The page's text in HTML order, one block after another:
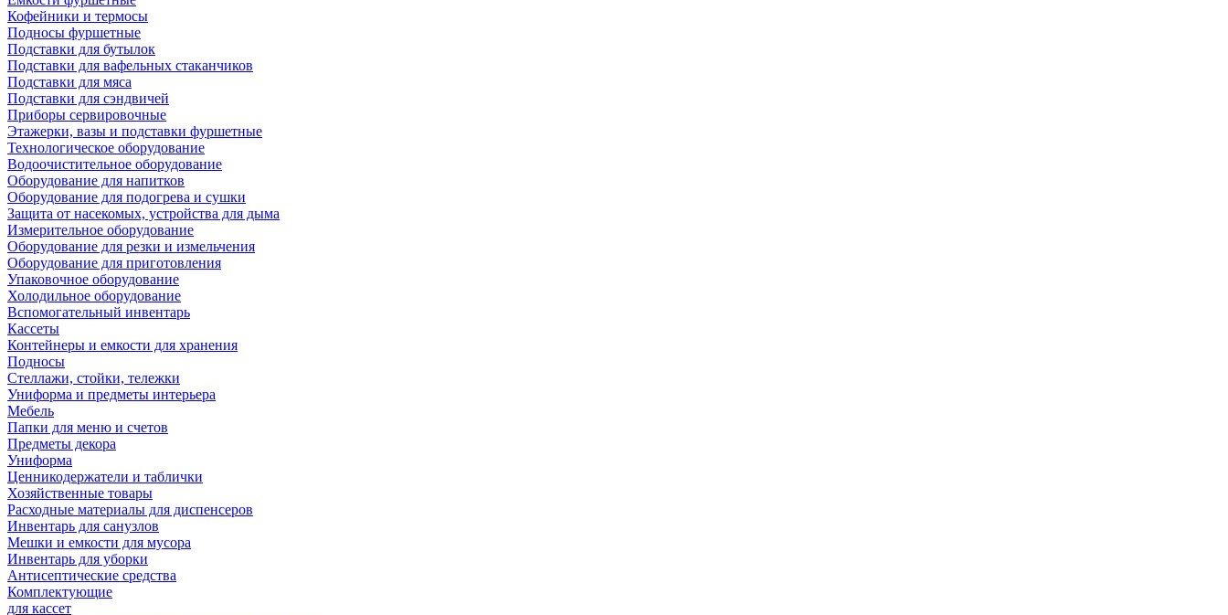
Кофейники и термосы
Подносы фуршетные
Подставки для бутылок
Подставки для вафельных стаканчиков
Подставки для мяса
Подставки для сэндвичей
Приборы сервировочные
Этажерки, вазы и подставки фуршетные
Технологическое оборудование
Водоочистительное оборудование
Оборудование для напитков
Оборудование для подогрева и сушки
Защита от насекомых, устройства для дыма
Измерительное оборудование
Оборудование для резки и измельчения
Оборудование для приготовления
Упаковочное оборудование
Холодильное оборудование
Вспомогательный инвентарь
Кассеты
Контейнеры и емкости для хранения
Подносы
Стеллажи, стойки, тележки
Униформа и предметы интерьера
Мебель
Папки для меню и счетов
Предметы декора
Униформа
Ценникодержатели и таблички
Хозяйственные товары
Расходные материалы для диспенсеров
Инвентарь для санузлов
Мешки и емкости для мусора
Инвентарь для уборки
Антисептические средства
Комплектующие
для кассет